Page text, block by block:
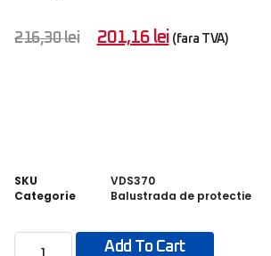
216,30lei 201,16 lei (fara TVA)
SKU
VDS370
Categorie
Balustrada de protectie
Add To Cart